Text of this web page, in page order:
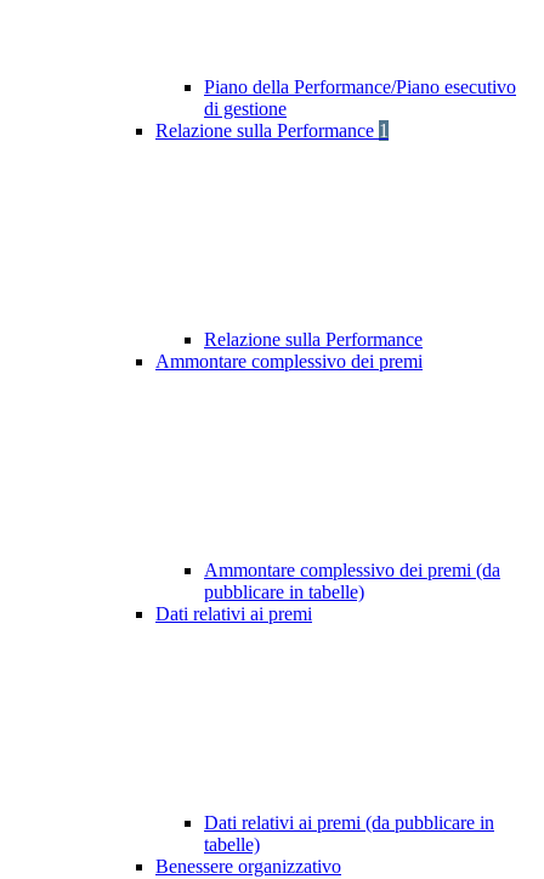
Piano della Performance/Piano esecutivo
di gestione
Relazione sulla Performance 1
Relazione sulla Performance
Ammontare complessivo dei premi
Ammontare complessivo dei premi (da
pubblicare in tabelle)
Dati relativi ai premi
Dati relativi ai premi (da pubblicare in
tabelle)
Benessere organizzativo